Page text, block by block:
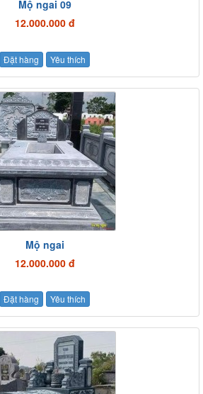
Mộ ngai 09
12.000.000 đ
Đặt hàng Yêu thích
Mộ ngai
12.000.000 đ
Đặt hàng Yêu thích